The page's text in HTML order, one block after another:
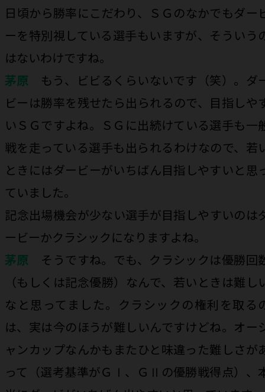
――日頃から勝率にこだわり、ＳＧのなかでもダー
ーを特別視している選手もいますが、そういう
はないわけですね。
茅原 もう、ビビるくらいないです（笑）。ダ
ビーは勝率を残せたら出られるので、目指しや
いＳＧですよね。ＳＧに出続けている選手も一
戦を走っている選手も出られるわけなので、若
ときにはダービーがいちばん目指しやすいと思
ていました。
――記念出場機会が少ない選手が目指しやすいのは
ービーかクラシックになりますよね。
茅原 そうですね。でも、クラシックは優勝回
（もしくは記念優勝）なんで、若いときは難し
なと思ってました。クラシックの権利を取る
は、実は今のほうが難しいんですけどね。オー
ャンカップなんかもまたひと味違った難しさが
って（選考基準がＧⅠ、ＧⅡの優勝戦得点）、